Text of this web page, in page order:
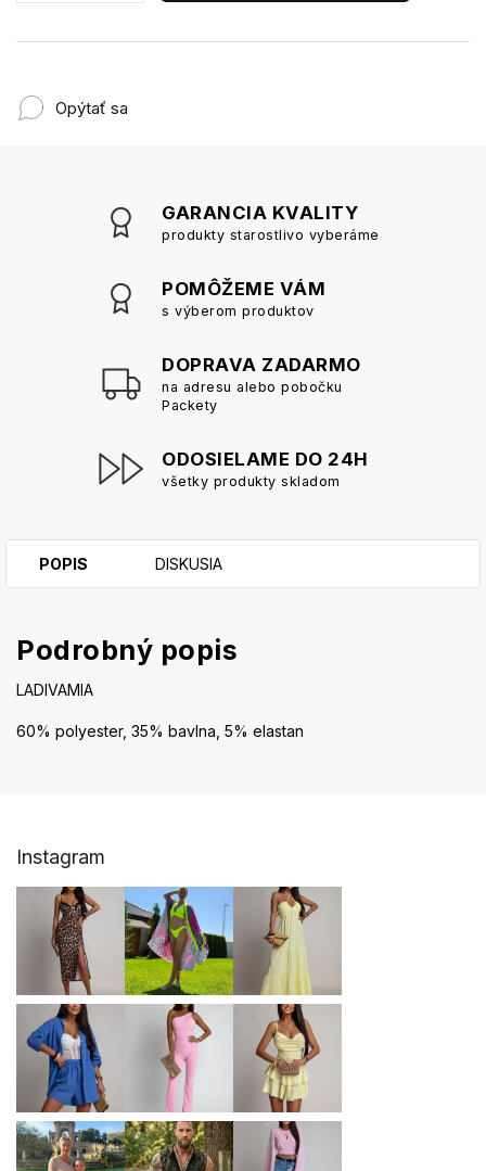
Opýtať sa
GARANCIA KVALITY
produkty starostlivo vyberáme
POMÔŽEME VÁM
s výberom produktov
DOPRAVA ZADARMO
na adresu alebo pobočku
Packety
ODOSIELAME DO 24H
všetky produkty skladom
POPIS DISKUSIA
Podrobný popis
LADIVAMIA
60% polyester, 35% bavlna, 5% elastan
Instagram